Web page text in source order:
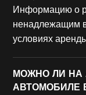
Информацию о
ненадлежащим
условиях
МОЖНО ЛИ НА
АВТОМОБИЛЕ